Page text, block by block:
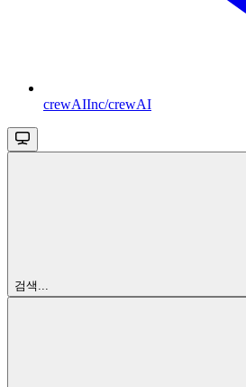
crewAIInc/crewAI
검색...